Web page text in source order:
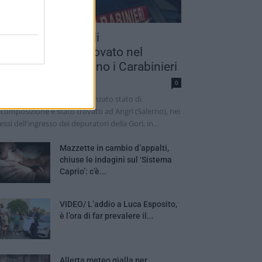
in stato di
trovato nel
indagano i Carabinieri
0
di un uomo in avanzato stato di
è stato trovato ad Angri (Salerno), nei
dell'ingresso dei depuratori della Gori, in...
Mazzette in cambio d’appalti,
chiuse le indagini sul ‘Sistema
Caprio’: c’è...
VIDEO/ L’addio a Luca Esposito,
è l’ora di far prevalere il...